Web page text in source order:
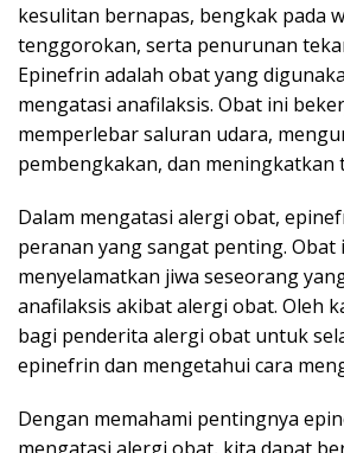
kesulitan bernapas, bengkak pada
tenggorokan, serta penurunan
Epinefrin adalah obat yang
mengatasi anafilaksis. Obat ini
memperlebar saluran udara,
pembengkakan, dan meningkatkan
Dalam mengatasi alergi obat,
peranan yang sangat penting. Obat
menyelamatkan jiwa seseorang
anafilaksis akibat alergi obat. Oleh
bagi penderita alergi obat untuk
epinefrin dan mengetahui cara
Dengan memahami pentingnya